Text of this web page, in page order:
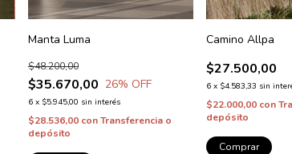
Manta Luma
$35.670,00
$48.200,00
26% OFF
6 x $5.945,00 sin interés
$28.536,00 con Transferencia o
depósito
Camino Allpa
$27.500,00
6 x $4.583,33 sin
$22.000,00 con
depósito
Comprar